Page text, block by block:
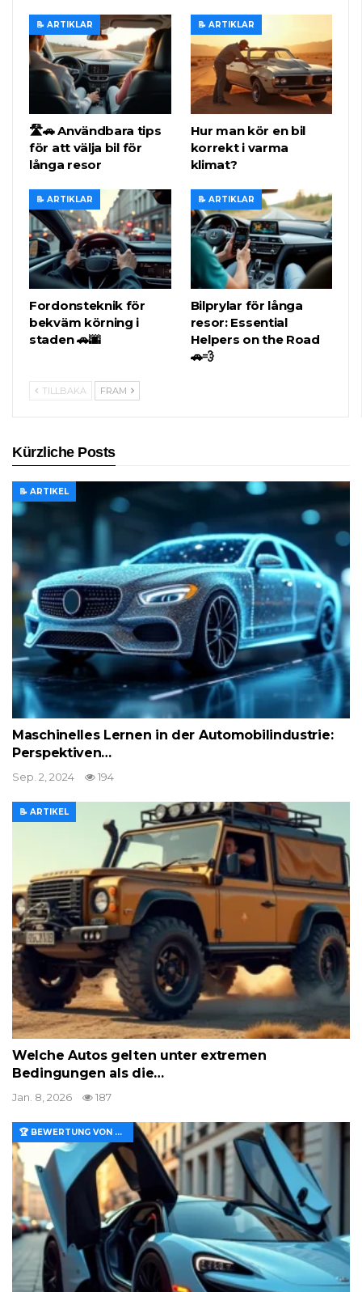
📝 ARTIKLAR
🛣️🚗 Användbara tips
för att välja bil för
långa resor
📝 ARTIKLAR
Hur man kör en bil
korrekt i varma
klimat?
📝 ARTIKLAR
Fordonsteknik för
bekväm körning i
staden 🚗🌆
📝 ARTIKLAR
Bilprylar för långa
resor: Essential
Helpers on the Road
🚗💨
TILLBAKA FRAM
Kürzliche Posts
📝 ARTIKEL
Maschinelles Lernen in der Automobilindustrie:
Perspektiven…
Sep. 2, 2024 194
📝 ARTIKEL
Welche Autos gelten unter extremen
Bedingungen als die…
Jan. 8, 2026 187
🏆 BEWERTUNG VON MERKMALEN UND WERT